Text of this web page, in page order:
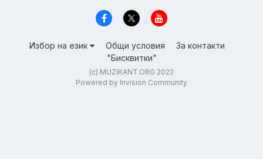
Избор на език Общи условия
За контакти
"Бисквитки"
(c) MUZIKANT.ORG 2022
Powered by Invision Community